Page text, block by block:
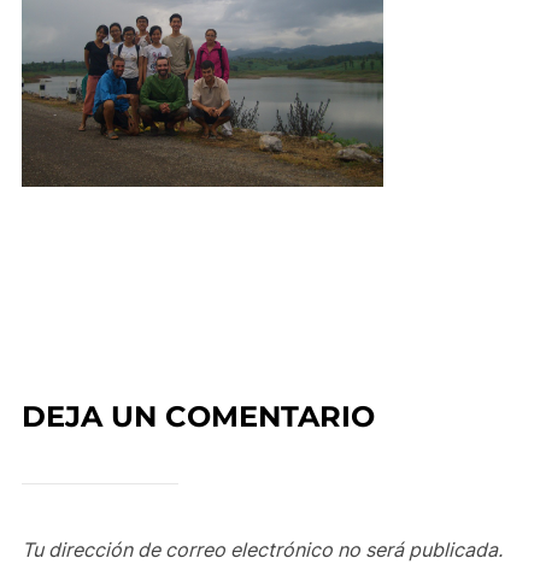
DEJA UN COMENTARIO
Tu dirección de correo electrónico no será publicada.